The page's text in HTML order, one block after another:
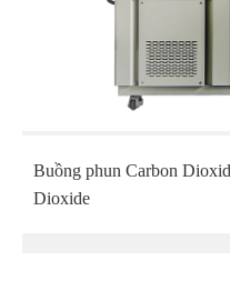
Buồng phun Carbon
Dioxide